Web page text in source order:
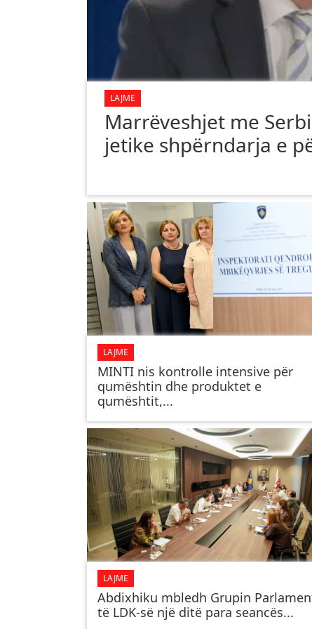
LAJME
Marrëveshjet me
jetike shpërndarja e
LAJME
MINTI nis kontrolle intensive për
qumështin dhe produktet e
qumështit,...
LAJME
Abdixhiku mbledh Grupin
të LDK-së një ditë para seancës...